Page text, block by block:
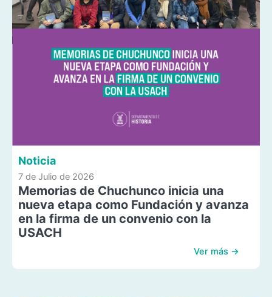
Noticia
7 de Julio de 2026
Memorias de Chuchunco inicia una
nueva etapa como Fundación y avanza
en la firma de un convenio con la
USACH
Ver más →